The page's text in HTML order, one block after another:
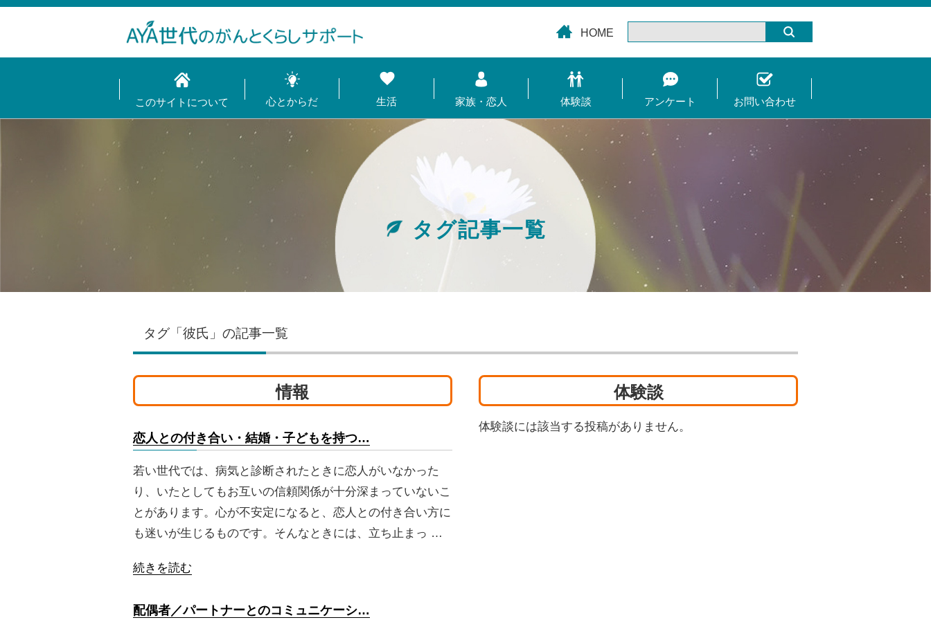
HOME
このサイトについて 心とからだ 生活 家族・恋人 体験談 アンケート お問い合わせ
タグ記事一覧
タグ「彼氏」の記事一覧
情報
恋人との付き合い・結婚・子どもを持つ…
若い世代では、病気と診断されたときに恋人がいなかった
り、いたとしてもお互いの信頼関係が十分深まっていないこ
とがあります。心が不安定になると、恋人との付き合い方に
も迷いが生じるものです。そんなときには、立ち止まっ …
続きを読む
配偶者／パートナーとのコミュニケーシ…
体験談
体験談には該当する投稿がありません。